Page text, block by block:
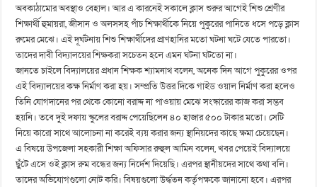
অবকাঠামোর অবস্থাও বেহাল। আর এ কারনেই সকালে ক্লাস শুরুর আগেই শিশু শ্রেণীর
শিক্ষার্থী হুমায়রা, জীসান ও অলসসহ পাঁচ শিক্ষার্থীকে নিয়ে পুকুরের পানিতে ধসে পড়ে ক্লাস
রুমের মেঝে। এই দূর্ঘটনায় শিশু শিক্ষার্থীদের প্রাণহানির মতো ঘটনা ঘটে যেতে পারতো।
তাদের দাবী বিদ্যালয়ের শিক্ষকরা সচেতন হলে এমন ঘটনা ঘটতো না।
জানতে চাইলে বিদ্যালয়ের প্রধান শিক্ষক শ্যামনাথ বলেন, অনেক দিন আগে পুকুরের ওপর
এই বিদ্যালয়ের কক্ষ নির্মাণ করা হয়। সম্প্রতি উত্তর দিকে গাইড ওয়াল নির্মাণ করা হলেও
তিনি যোগদানের পর থেকে কোনো বরাদ্দ না পাওয়ায় মেঝে সংস্কারের কাজ করা সম্ভব
হয়নি। তবে দুই দফায় স্কুলের বরাদ্দ পেয়েছিলেন ৪০ হাজার ৫০০ টাকার মতো। সেটি
নিয়ে কারো সাথে আলোচনা না করেই ব্যয় করার জন্য স্থানিয়দের কাছে ক্ষমা চেয়েছেন।
এ বিষয়ে উপজেলা সহকারী শিক্ষা অফিসার রুহুল আমিন বলেন, খবর পেয়েই বিদ্যালয়ে
ছুঁটে এসে ওই ক্লাস রুম বন্ধের জন্য নির্দেশ দিয়েছি। এরপর স্থানীয়দের সাথে কথা বলি।
তাদের অভিযোগগুলো নোট করি। বিষয়গুলো উর্দ্ধতন কর্তৃপক্ষকে জানানো হবে। এরপর